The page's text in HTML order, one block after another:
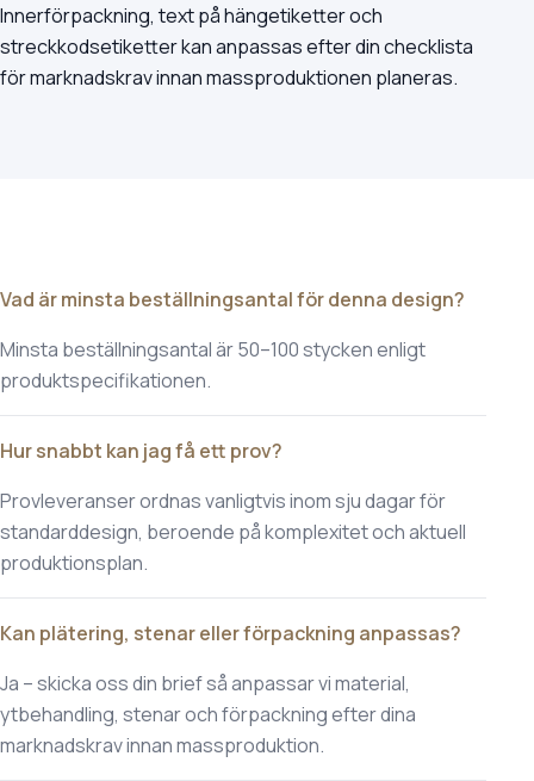
Innerförpackning, text på hängetiketter och
streckkodsetiketter kan anpassas efter din checklista
för marknadskrav innan massproduktionen planeras.
Vad är minsta beställningsantal för denna design?
Minsta beställningsantal är 50–100 stycken enligt
produktspecifikationen.
Hur snabbt kan jag få ett prov?
Provleveranser ordnas vanligtvis inom sju dagar för
standarddesign, beroende på komplexitet och aktuell
produktionsplan.
Kan plätering, stenar eller förpackning anpassas?
Ja – skicka oss din brief så anpassar vi material,
ytbehandling, stenar och förpackning efter dina
marknadskrav innan massproduktion.